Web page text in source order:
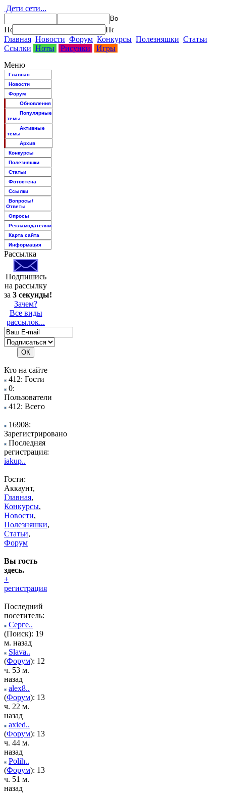
Дети сети...
Главная Новости Форум Конкурсы Полезняшки Статьи
Ссылки Ноты Рисунки
Игры
Меню
Главная
Новости
Форум
Обновления
Популярные
темы
Активные
темы
Архив
Конкурсы
Полезняшки
Статьи
Фотостена
Ссылки
Вопросы/
Ответы
Опросы
Рекламодателям
Карта сайта
Информация
Рассылка
Подпишись
на рассылку
за 3 секунды!
Зачем?
Все виды
рассылок...
Кто на сайте
412: Гости
0:
Пользователи
412: Всего
16908:
Зарегистрировано
Последняя
регистрация:
iakup..
Гости:
Аккаунт,
Главная,
Конкурсы,
Новости,
Полезняшки,
Статьи,
Форум
Вы гость
здесь.
+
регистрация
Последний
посетитель:
Серге..
(Поиск): 19
м. назад
Slava..
(Форум): 12
ч. 53 м.
назад
alex8..
(Форум): 13
ч. 22 м.
назад
axied..
(Форум): 13
ч. 44 м.
назад
Polih..
(Форум): 13
ч. 51 м.
назад